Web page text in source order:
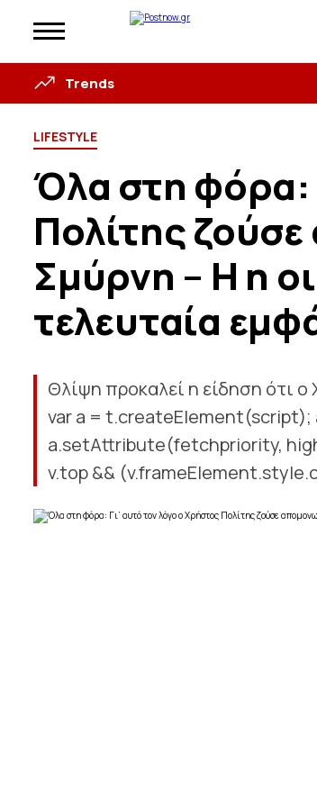
Trends
LIFESTYLE
Όλα στη φόρα:
Πολίτης
Σμύρνη – Η η
τελευταία
Θλίψη προκαλεί η είδηση ότι
var a =
a.setAttribute(fetchpriority,
v.top &&